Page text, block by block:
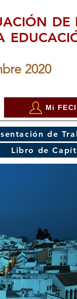
DE
2020
Mi
de
Libro de